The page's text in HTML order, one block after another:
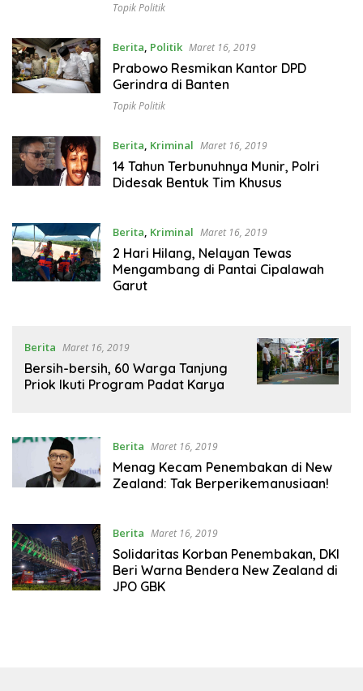
Topik Politik
Berita, Politik Maret 16, 2019
Prabowo Resmikan Kantor DPD
Gerindra di Banten
Topik Politik
Berita, Kriminal Maret 16, 2019
14 Tahun Terbunuhnya Munir, Polri
Didesak Bentuk Tim Khusus
Berita, Kriminal Maret 16, 2019
2 Hari Hilang, Nelayan Tewas
Mengambang di Pantai Cipalawah
Garut
Berita Maret 16, 2019
Bersih-bersih, 60 Warga Tanjung
Priok Ikuti Program Padat Karya
Berita Maret 16, 2019
Menag Kecam Penembakan di New
Zealand: Tak Berperikemanusiaan!
Berita Maret 16, 2019
Solidaritas Korban Penembakan, DKI
Beri Warna Bendera New Zealand di
JPO GBK